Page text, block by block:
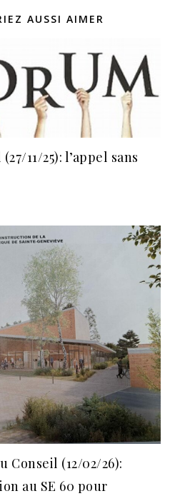
AUSSI AIMER
11/25): l’appel sans
Conseil (12/02/26):
au SE 60 pour